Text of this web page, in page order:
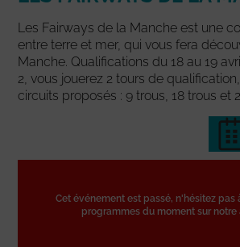
Les Fairways de la Manche est une
entre terre et mer, qui vous fera
Manche. Qualifications du 18 au 19
2, vous jouerez 2 tours de qualification,
circuits proposés : 9 trous, 18 trous et
Cet événement est passé, n'hésitez pas
programmes du moment sur notre